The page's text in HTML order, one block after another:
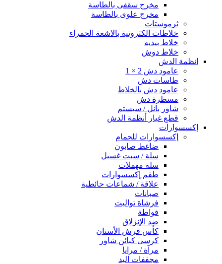
مخرج سقفى بالطاسة
مخرج علوى بالطاسة
ثرموستات
خلاطات الكترونية بالاشعة الحمراء
خلاط بيديه
خلاط دوش
انظمة الدش
عامود دش 2 × 1
طاسات دش
عامود دش بالخلاط
مسطرة دش
شاور بانل / سيستم
قطع غيار أنظمة الدش
إكسسوارات
إكسسوارات للحمام
ضاغط صابون
سلة / سبت غسيل
سلة مهملات
طقم إكسسوارات
علاقة / شماعات حائطية
صبانات
فرشاة تواليت
فواطة
ضد الإنزلاق
كأس فرش الأسنان
كرسى كبائن شاور
مرآة / مرايا
مجففات اليد